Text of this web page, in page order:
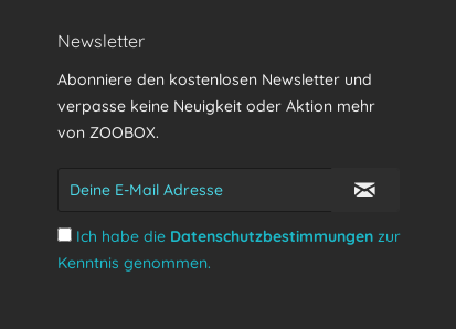
Newsletter
Abonniere den kostenlosen Newsletter und
verpasse keine Neuigkeit oder Aktion mehr
von ZOOBOX.
Ich habe die Datenschutzbestimmungen zur
Kenntnis genommen.